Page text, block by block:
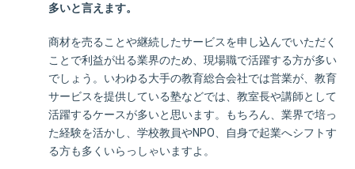
多いと言えます。
商材を売ることや継続したサービスを申し込んでいただく
ことで利益が出る業界のため、現場職で活躍する方が多い
でしょう。いわゆる大手の教育総合会社では営業が、教育
サービスを提供している塾などでは、教室長や講師として
活躍するケースが多いと思います。もちろん、業界で培っ
た経験を活かし、学校教員やNPO、自身で起業へシフトす
る方も多くいらっしゃいますよ。